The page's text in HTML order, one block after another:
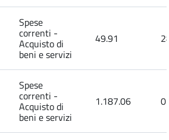
Spese
correnti -
Acquisto di
beni e servizi
49.91
Spese
correnti -
Acquisto di
beni e servizi
1.187.06